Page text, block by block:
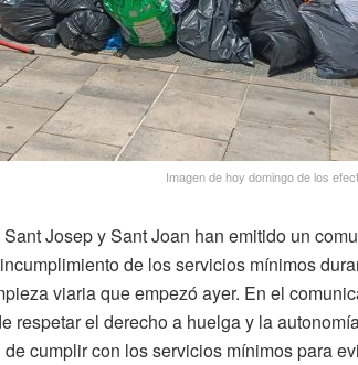
Imagen de hoy domingo de los
Josep y Sant Joan han emitido un
de los servicios mínimos
viaria que empezó ayer. En el
respetar el derecho a huelga y la
cumplir con los servicios mínimos para